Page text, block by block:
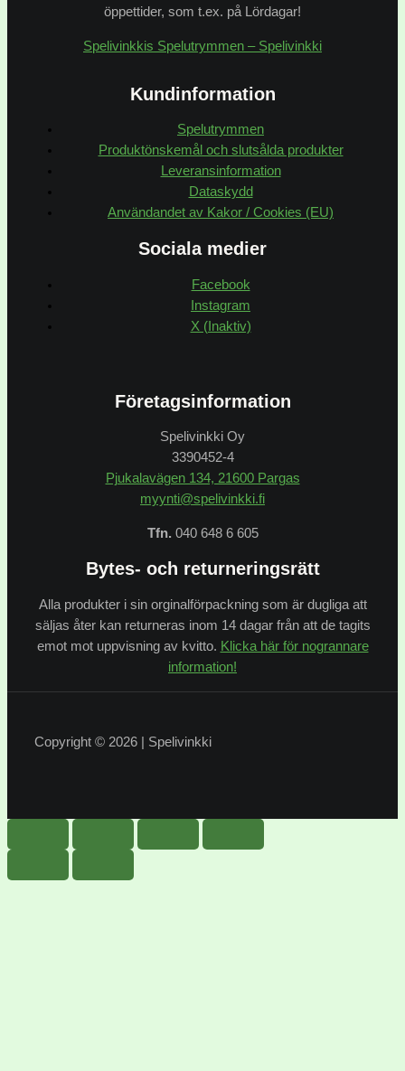
öppettider, som t.ex. på Lördagar!
Spelivinkkis Spelutrymmen – Spelivinkki
Kundinformation
Spelutrymmen
Produktönskemål och slutsålda produkter
Leveransinformation
Dataskydd
Användandet av Kakor / Cookies (EU)
Sociala medier
Facebook
Instagram
X (Inaktiv)
Företagsinformation
Spelivinkki Oy
3390452-4
Pjukalavägen 134, 21600 Pargas
myynti@spelivinkki.fi
Tfn. 040 648 6 605
Bytes- och returneringsrätt
Alla produkter i sin orginalförpackning som är dugliga att
säljas åter kan returneras inom 14 dagar från att de tagits
emot mot uppvisning av kvitto. Klicka här för nogrannare
information!
Copyright © 2026 | Spelivinkki